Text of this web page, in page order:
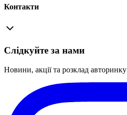
Контакти
Слідкуйте за нами
Новини, акції та розклад авторинку